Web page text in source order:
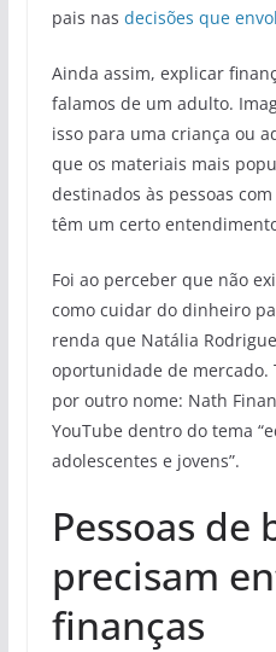
pais nas decisões que
Ainda assim, explicar
falamos de um adulto.
isso para uma criança ou
que os materiais mais
destinados às pessoas
têm um certo
Foi ao perceber que não
como cuidar do dinheiro
renda que Natália
oportunidade de mercado.
por outro nome: Nath
YouTube dentro do tema
adolescentes e jovens”.
Pessoas de
precisam
finanças